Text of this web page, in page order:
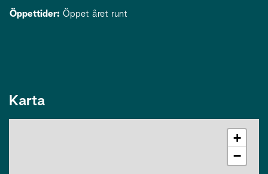
Öppettider: Öppet året runt
Karta
+
−